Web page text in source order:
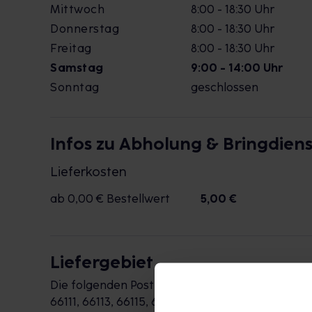
Mittwoch
8:00 - 18:30 Uhr
Donnerstag
8:00 - 18:30 Uhr
Freitag
8:00 - 18:30 Uhr
Samstag
9:00 - 14:00 Uhr
Sonntag
geschlossen
Infos zu Abholung &
Lieferkosten
ab 0,00 € Bestellwert 5,00 €
Liefergebiet
Die folgenden Postleitzahlen werden durch die
66111, 66113, 66115, 66117, 66119, 66121, 66123,